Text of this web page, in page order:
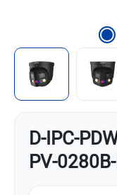
D-IPC-
PV-